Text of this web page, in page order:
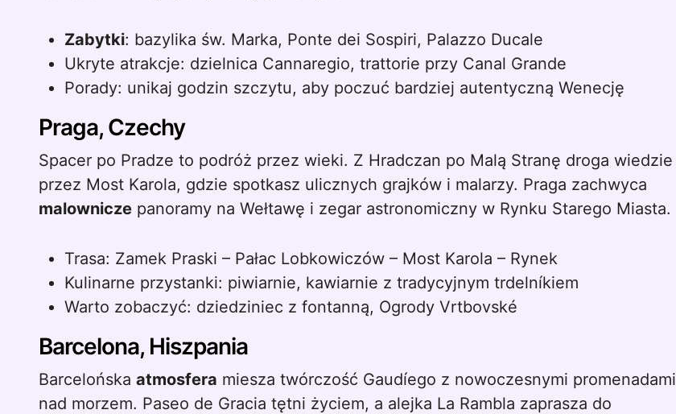
Zabytki: bazylika św. Marka, Ponte dei Sospiri, Palazzo Ducale
Ukryte atrakcje: dzielnica Cannaregio, trattorie przy Canal Grande
Porady: unikaj godzin szczytu, aby poczuć bardziej autentyczną Wenecję
Praga, Czechy
Spacer po Pradze to podróż przez wieki. Z Hradczan po Malą Stranę droga wiedzie
przez Most Karola, gdzie spotkasz ulicznych grajków i malarzy. Praga zachwyca
malownicze panoramy na Wełtawę i zegar astronomiczny w Rynku Starego Miasta.
Trasa: Zamek Praski – Pałac Lobkowiczów – Most Karola – Rynek
Kulinarne przystanki: piwiarnie, kawiarnie z tradycyjnym trdelníkiem
Warto zobaczyć: dziedziniec z fontanną, Ogrody Vrtbovské
Barcelona, Hiszpania
Barcelońska atmosfera miesza twórczość Gaudíego z nowoczesnymi promenadami
nad morzem. Paseo de Gracia tętni życiem, a alejka La Rambla zaprasza do